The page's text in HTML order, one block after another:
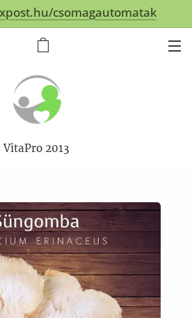
csomagautomatak
VitaPro 2013